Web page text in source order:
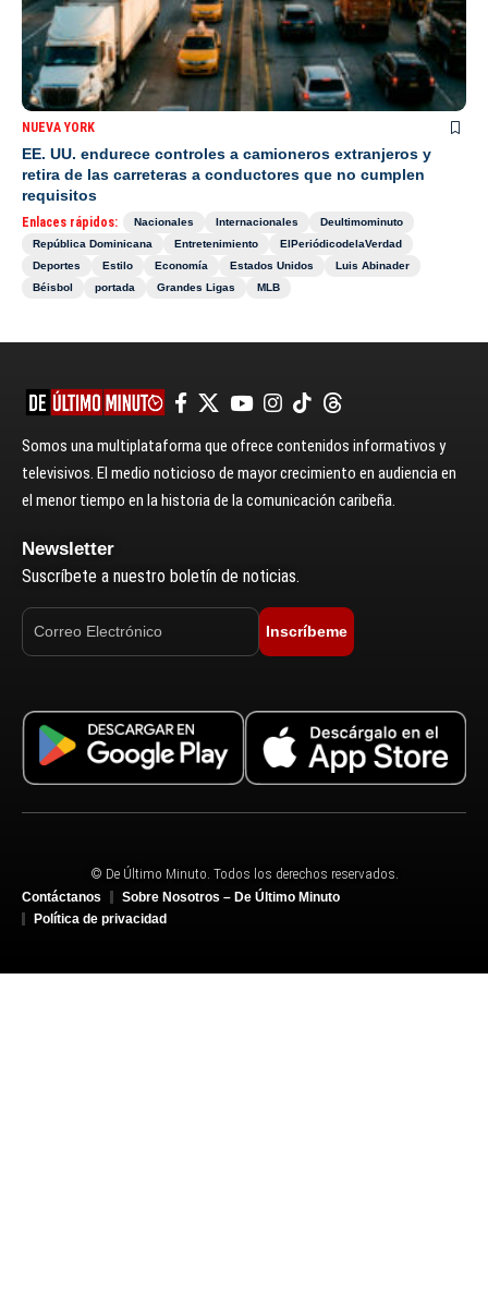
NUEVA YORK
EE. UU. endurece controles a camioneros extranjeros y
retira de las carreteras a conductores que no cumplen
requisitos
Enlaces rápidos: Nacionales Internacionales
Deultimominuto
República Dominicana
Entretenimiento
ElPeriódicodelaVerdad
Deportes
Estilo Economía Estados Unidos
Luis Abinader
Béisbol
portada Grandes Ligas MLB
Somos una multiplataforma que ofrece contenidos informativos y
televisivos. El medio noticioso de mayor crecimiento en audiencia en
el menor tiempo en la historia de la comunicación caribeña.
Newsletter
Suscríbete a nuestro boletín de noticias.
Inscríbeme
© De Último Minuto. Todos los derechos reservados.
Contáctanos
Sobre Nosotros – De Último Minuto
Política de privacidad